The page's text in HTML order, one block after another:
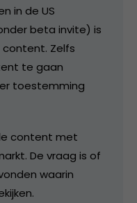
in de US
beta invite) is
content. Zelfs
te gaan
toestemming
content met
De vraag is of
waarin